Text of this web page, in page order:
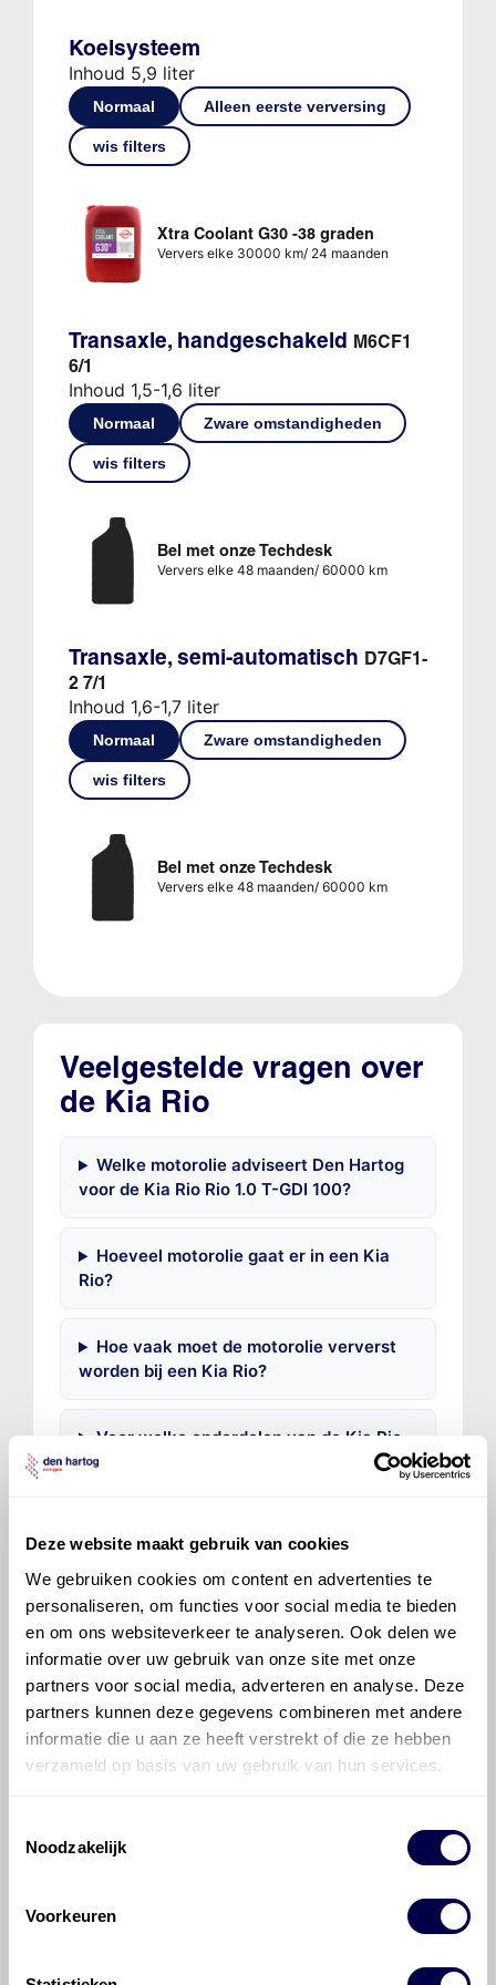
Deze website maakt gebruik van cookies
We gebruiken cookies om content en advertenties te
personaliseren, om functies voor social media te bieden
en om ons websiteverkeer te analyseren. Ook delen we
informatie over uw gebruik van onze site met onze
partners voor social media, adverteren en analyse. Deze
partners kunnen deze gegevens combineren met andere
informatie die u aan ze heeft verstrekt of die ze hebben
verzameld op basis van uw gebruik van hun services.
Noodzakelijk
Voorkeuren
Koelsysteem
Inhoud 5,9 liter
Normaal Alleen eerste verversing
wis filters
Xtra Coolant G30 -38 graden
Ververs elke 30000 km/ 24 maanden
Transaxle, handgeschakeld M6CF1
6/1
Inhoud 1,5-1,6 liter
Normaal Zware omstandigheden
wis filters
Bel met onze Techdesk
Ververs elke 48 maanden/ 60000 km
Transaxle, semi-automatisch D7GF1-
2 7/1
Inhoud 1,6-1,7 liter
Normaal Zware omstandigheden
wis filters
Bel met onze Techdesk
Ververs elke 48 maanden/ 60000 km
Veelgestelde vragen over
de Kia Rio
Welke motorolie adviseert Den Hartog
voor de Kia Rio Rio 1.0 T-GDI 100?
Hoeveel motorolie gaat er in een Kia
Rio?
Hoe vaak moet de motorolie ververst
worden bij een Kia Rio?
Voor welke onderdelen van de Kia Rio
is productadvies beschikbaar?
©OlyslagerAlle rechten voorbehouden. Deze
informatie mag noch geheel noch gedeeltelijk worden
gereproduceerd, opgeslagen in een database of op
andere manieren worden overgedragen zonder
voorafgaande schriftelijke toestemming van Olyslager
Organisation B.V. Hoewel alles in het werk is gesteld
aansprakelijkheid aanvaard, anders dan waartoe een
wettelijke verplichting bestaat, voor schade of verlies
informatie. Door deze olieaanbevelingsinformatie te
raadplegen en te gebruiken erkent de gebruiker dat